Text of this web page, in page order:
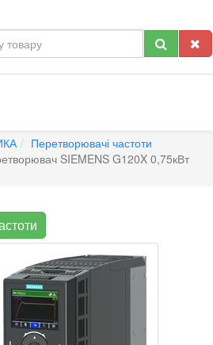
Перетворювачі частоти
SIEMENS G120X 0,75кВт